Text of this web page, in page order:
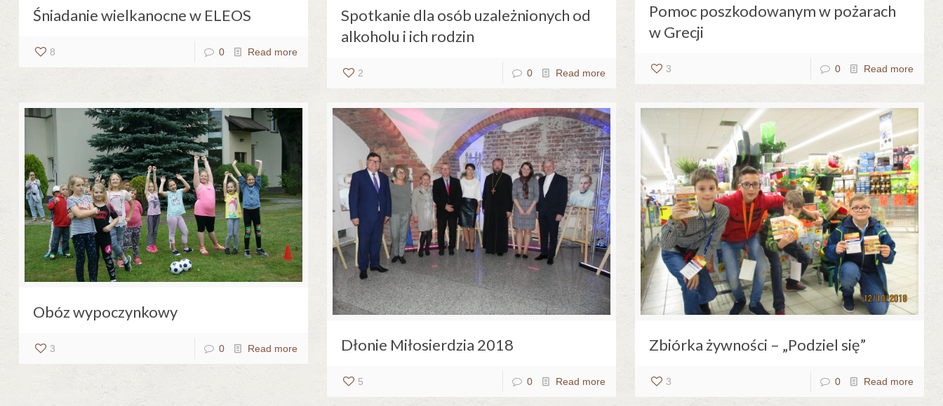
Śniadanie wielkanocne w ELEOS
8 0 Read more
Spotkanie dla osób uzależnionych od
alkoholu i ich rodzin
2 0 Read more
Pomoc poszkodowanym w pożarach
w Grecji
3 0 Read more
Obóz wypoczynkowy
3 0 Read more Dłonie Miłosierdzia 2018
5 0 Read more
Zbiórka żywności – „Podziel się”
3 0 Read more